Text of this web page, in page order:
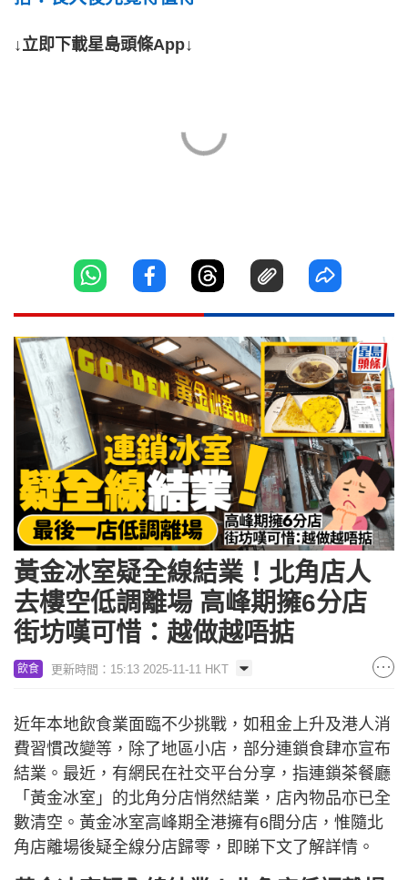
↓立即下載星島頭條App↓
黃金冰室疑全線結業！北角店人
去樓空低調離場 高峰期擁6分店
街坊嘆可惜：越做越唔掂
飲食 更新時間：15:13 2025-11-11 HKT
近年本地飲食業面臨不少挑戰，如租金上升及港人消
費習慣改變等，除了地區小店，部分連鎖食肆亦宣布
結業。最近，有網民在社交平台分享，指連鎖茶餐廳
「黃金冰室」的北角分店悄然結業，店內物品亦已全
數清空。黃金冰室高峰期全港擁有6間分店，惟隨北
角店離場後疑全線分店歸零，即睇下文了解詳情。